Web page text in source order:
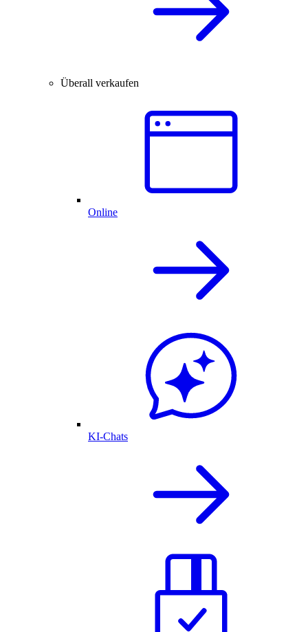
Überall verkaufen
Online
KI-Chats